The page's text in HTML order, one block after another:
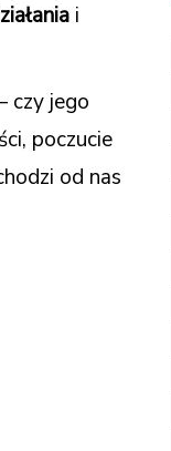
i
czy jego
poczucie
od nas